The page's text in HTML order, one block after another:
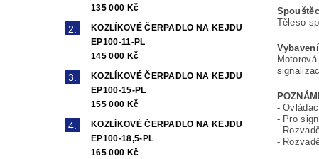
135 000 Kč
KOZLÍKOVÉ ČERPADLO NA KEJDU
EP100-11-PL
145 000 Kč
KOZLÍKOVÉ ČERPADLO NA KEJDU
EP100-15-PL
155 000 Kč
KOZLÍKOVÉ ČERPADLO NA KEJDU
EP100-18,5-PL
165 000 Kč
Těleso
-
- Pro
-
-